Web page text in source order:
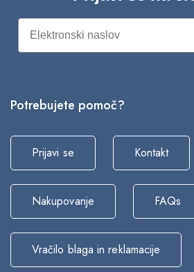
Email
Potrebujete pomoč?
Prijavi se Kontakt
Nakupovanje FAQs
Vračilo blaga in reklamacije